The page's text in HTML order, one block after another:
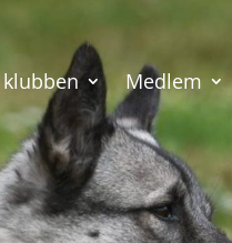
Medlem